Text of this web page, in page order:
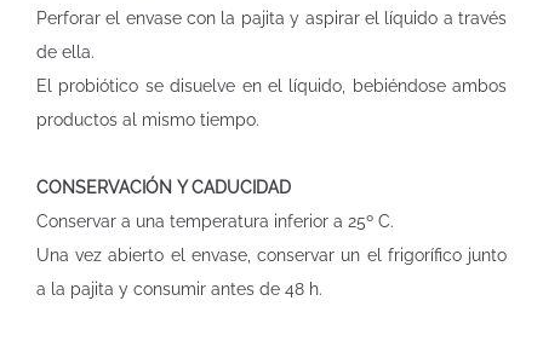
Perforar el envase con la pajita y aspirar el líquido a través
de ella.
El probiótico se disuelve en el líquido, bebiéndose ambos
productos al mismo tiempo.
CONSERVACIÓN Y CADUCIDAD
Conservar a una temperatura inferior a 25º C.
Una vez abierto el envase, conservar un el frigorífico junto
a la pajita y consumir antes de 48 h.